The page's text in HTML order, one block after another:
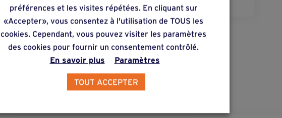
préférences et les visites répétées. En cliquant sur
«Accepter», vous consentez à l'utilisation de TOUS les
cookies. Cependant, vous pouvez visiter les paramètres
des cookies pour fournir un consentement contrôlé.
En savoir plus
Paramètres
TOUT ACCEPTER